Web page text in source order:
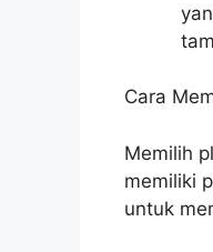
Cara
Memilih
memiliki
untuk